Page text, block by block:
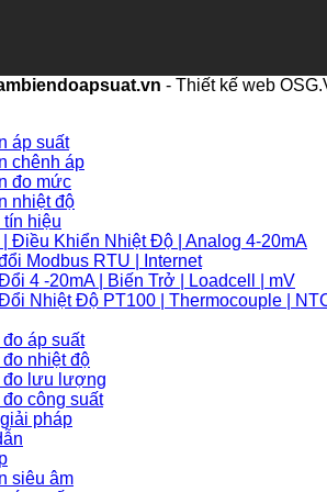
- Thiết kế web
áp suất
chênh áp
đo mức
nhiệt độ
tín hiệu
| Điều Khiển Nhiệt Độ | Analog 4-20mA
Modbus RTU | Internet
4 -20mA | Biến Trở | Loadcell | mV
Nhiệt Độ PT100 | Thermocouple |
áp suất
nhiệt độ
lưu lượng
công suất
pháp
siêu âm